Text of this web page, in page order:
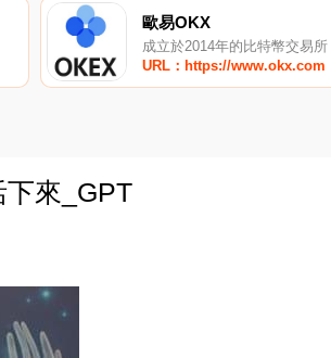
歐易OKX
成立於2014年的比特幣交易所
URL：https://www.okx.com
來_GPT